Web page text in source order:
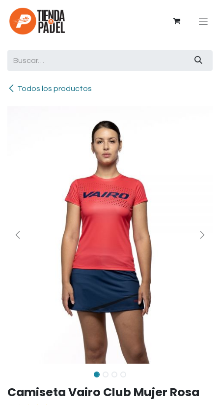
Ir al contenido
Todos los productos
Camiseta Vairo Club Mujer Rosa